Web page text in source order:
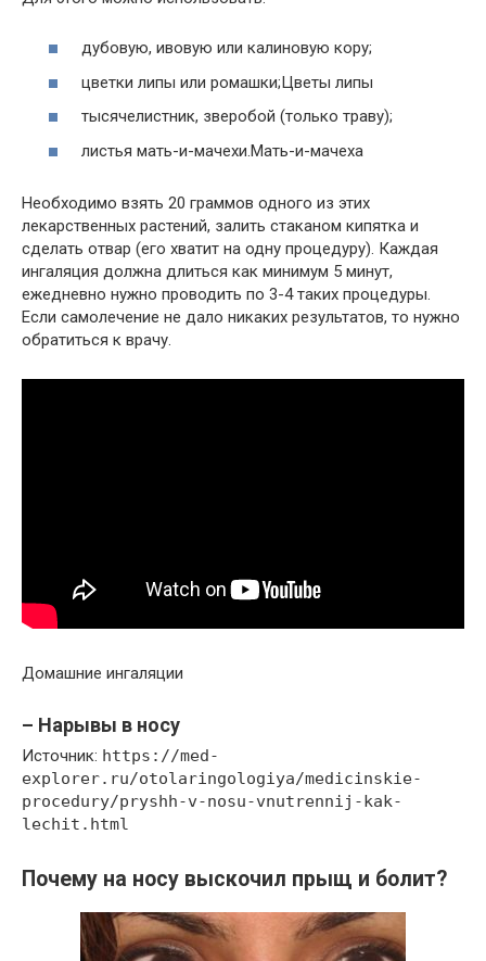
дубовую, ивовую или калиновую кору;
цветки липы или ромашки;Цветы липы
тысячелистник, зверобой (только траву);
листья мать-и-мачехи.Мать-и-мачеха
Необходимо взять 20 граммов одного из этих
лекарственных растений, залить стаканом кипятка и
сделать отвар (его хватит на одну процедуру). Каждая
ингаляция должна длиться как минимум 5 минут,
ежедневно нужно проводить по 3-4 таких процедуры.
Если самолечение не дало никаких результатов, то нужно
обратиться к врачу.
Домашние ингаляции
– Нарывы в носу
Источник: https://med-
explorer.ru/otolaringologiya/medicinskie-
procedury/pryshh-v-nosu-vnutrennij-kak-
lechit.html
Почему на носу выскочил прыщ и болит?